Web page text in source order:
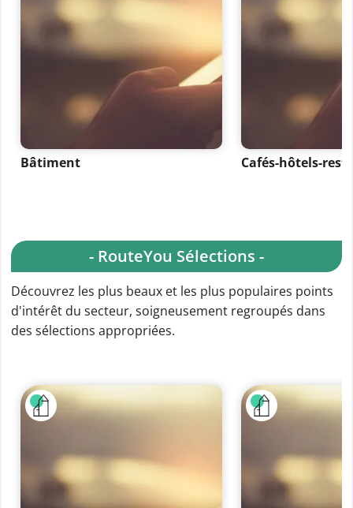
Bâtiment Cafés-hôtels-
- RouteYou Sélections -
Découvrez les plus beaux et les plus populaires points
d'intérêt du secteur, soigneusement regroupés dans
des sélections appropriées.